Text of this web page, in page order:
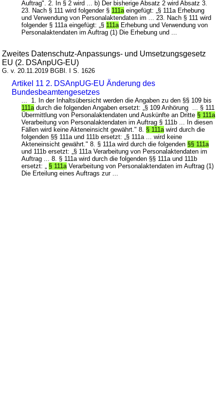
Auftrag". 2. In § 2 wird ... b) Der bisherige Absatz 2 wird Absatz 3.
23. Nach § 111 wird folgender § 111a eingefügt: „§ 111a Erhebung
und Verwendung von Personalaktendaten im ... 23. Nach § 111 wird
folgender § 111a eingefügt: „§ 111a Erhebung und Verwendung von
Personalaktendaten im Auftrag (1) Die Erhebung und ...
Zweites Datenschutz-Anpassungs- und Umsetzungsgesetz
EU (2. DSAnpUG-EU)
G. v. 20.11.2019 BGBl. I S. 1626
Artikel 11 2. DSAnpUG-EU Änderung des
Bundesbeamtengesetzes
... 1. In der Inhaltsübersicht werden die Angaben zu den §§ 109 bis
111a durch die folgenden Angaben ersetzt: „§ 109 Anhörung ... § 111
Übermittlung von Personalaktendaten und Auskünfte an Dritte § 111a
Verarbeitung von Personalaktendaten im Auftrag § 111b ... In diesen
Fällen wird keine Akteneinsicht gewährt." 8. § 111a wird durch die
folgenden §§ 111a und 111b ersetzt: „§ 111a ... wird keine
Akteneinsicht gewährt." 8. § 111a wird durch die folgenden §§ 111a
und 111b ersetzt: „§ 111a Verarbeitung von Personalaktendaten im
Auftrag ... 8. § 111a wird durch die folgenden §§ 111a und 111b
ersetzt: „ § 111a Verarbeitung von Personalaktendaten im Auftrag (1)
Die Erteilung eines Auftrags zur ...